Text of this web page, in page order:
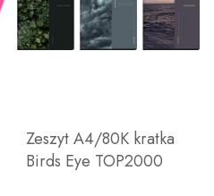
Zeszyt A4/80K kratka
Birds Eye TOP2000